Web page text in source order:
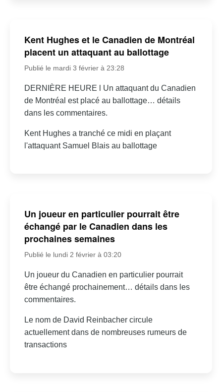
Kent Hughes et le Canadien de Montréal
placent un attaquant au ballottage
Publié le mardi 3 février à 23:28
DERNIÈRE HEURE l Un attaquant du Canadien
de Montréal est placé au ballottage… détails
dans les commentaires.
Kent Hughes a tranché ce midi en plaçant
l'attaquant Samuel Blais au ballottage
Un joueur en particulier pourrait être
échangé par le Canadien dans les
prochaines semaines
Publié le lundi 2 février à 03:20
Un joueur du Canadien en particulier pourrait
être échangé prochainement… détails dans les
commentaires.
Le nom de David Reinbacher circule
actuellement dans de nombreuses rumeurs de
transactions